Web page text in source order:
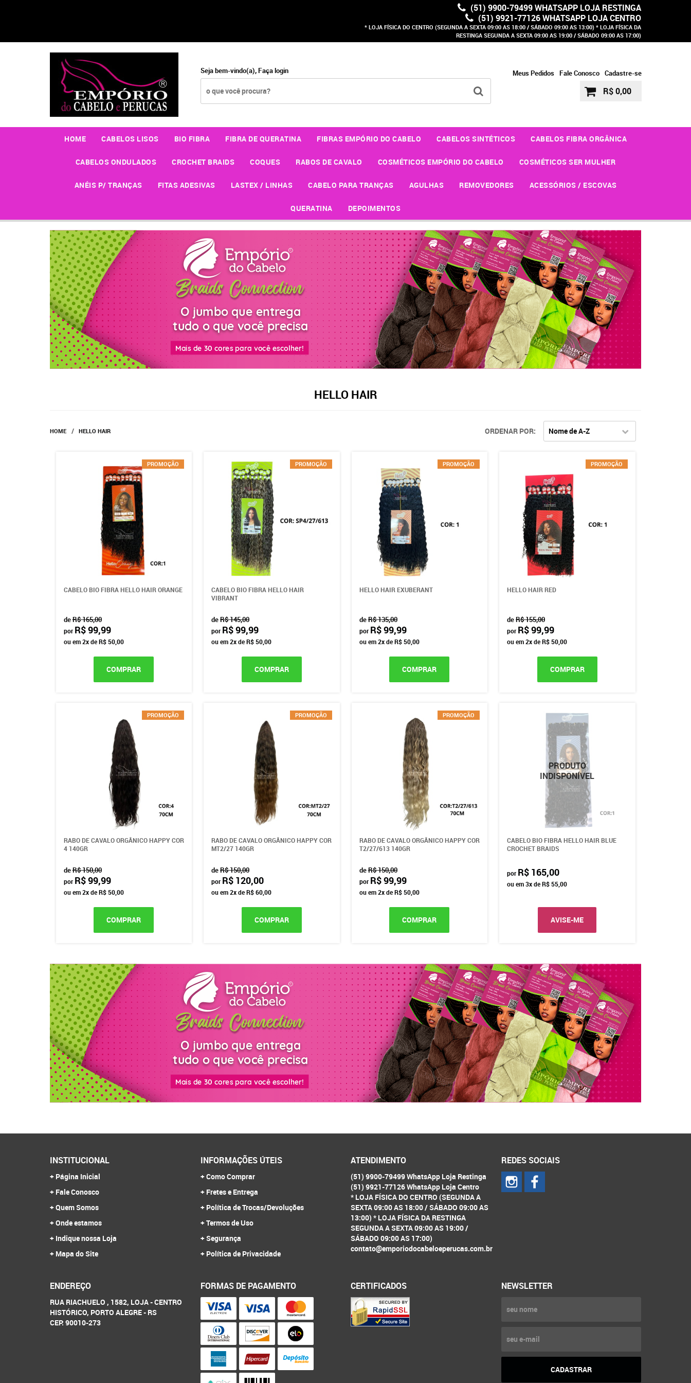
(51) 9900-79499 WHATSAPP LOJA RESTINGA
(51) 9921-77126 WHATSAPP LOJA CENTRO
* LOJA FÍSICA DO CENTRO (SEGUNDA A SEXTA 09:00 AS 18:00 / SÁBADO 09:00 AS 13:00) * LOJA FÍSICA DA
RESTINGA SEGUNDA A SEXTA 09:00 AS 19:00 / SÁBADO 09:00 AS 17:00)
Seja bem-vindo(a),Faça login Meus Pedidos Fale Conosco Cadastre-se
R$ 0,00
HOME CABELOS LISOS BIO FIBRA FIBRA DE QUERATINA FIBRAS EMPÓRIO DO CABELO CABELOS SINTÉTICOS CABELOS FIBRA ORGÂNICA
CABELOS ONDULADOS CROCHET BRAIDS COQUES RABOS DE CAVALO COSMÉTICOS EMPÓRIO DO CABELO COSMÉTICOS SER MULHER
ANÉIS P/ TRANÇAS FITAS ADESIVAS LASTEX / LINHAS CABELO PARA TRANÇAS AGULHAS REMOVEDORES ACESSÓRIOS / ESCOVAS
QUERATINA DEPOIMENTOS
HELLO HAIR
HOME HELLO HAIR ORDENAR POR Nome de A-Z
PROMOÇÃO
CABELO BIO FIBRA HELLO HAIR ORANGE
deR$ 165,00
por R$ 99,99
ou em2xdeR$ 50,00
COMPRAR
PROMOÇÃO
CABELO BIO FIBRA HELLO HAIR
VIBRANT
deR$ 145,00
por R$ 99,99
ou em2xdeR$ 50,00
COMPRAR
PROMOÇÃO
HELLO HAIR EXUBERANT
deR$ 135,00
por R$ 99,99
ou em2xdeR$ 50,00
COMPRAR
PROMOÇÃO
HELLO HAIR RED
deR$ 155,00
por R$ 99,99
ou em2xdeR$ 50,00
COMPRAR
PROMOÇÃO
RABO DE CAVALO ORGÂNICO HAPPY COR
4 140GR
deR$ 150,00
por R$ 99,99
ou em2xdeR$ 50,00
COMPRAR
PROMOÇÃO
RABO DE CAVALO ORGÂNICO HAPPY COR
MT2/27 140GR
deR$ 150,00
por R$ 120,00
ou em2xdeR$ 60,00
COMPRAR
PROMOÇÃO
RABO DE CAVALO ORGÂNICO HAPPY COR
T2/27/613 140GR
deR$ 150,00
por R$ 99,99
ou em2xdeR$ 50,00
COMPRAR
CABELO BIO FIBRA HELLO HAIR BLUE
CROCHET BRAIDS
por R$ 165,00
ou em3xdeR$ 55,00
AVISE-ME
INSTITUCIONAL
Página Inicial
Fale Conosco
Quem Somos
Onde estamos
Indique nossa Loja
Mapa do Site
INFORMAÇÕES ÚTEIS
Como Comprar
Fretes e Entrega
Política de Trocas/Devoluções
Termos de Uso
Segurança
Política de Privacidade
ATENDIMENTO
(51) 9900-79499 WhatsApp Loja Restinga
(51) 9921-77126 WhatsApp Loja Centro
* LOJA FÍSICA DO CENTRO (SEGUNDA A
SEXTA 09:00 AS 18:00 / SÁBADO 09:00 AS
13:00) * LOJA FÍSICA DA RESTINGA
SEGUNDA A SEXTA 09:00 AS 19:00 /
SÁBADO 09:00 AS 17:00)
contato@emporiodocabeloeperucas.com.br
REDES SOCIAIS
ENDEREÇO
RUA RIACHUELO , 1582, LOJA-CENTRO
HISTÓRICO, PORTO ALEGRE- RS
CEP: 90010-273
FORMAS DE PAGAMENTO CERTIFICADOS NEWSLETTER
CADASTRAR